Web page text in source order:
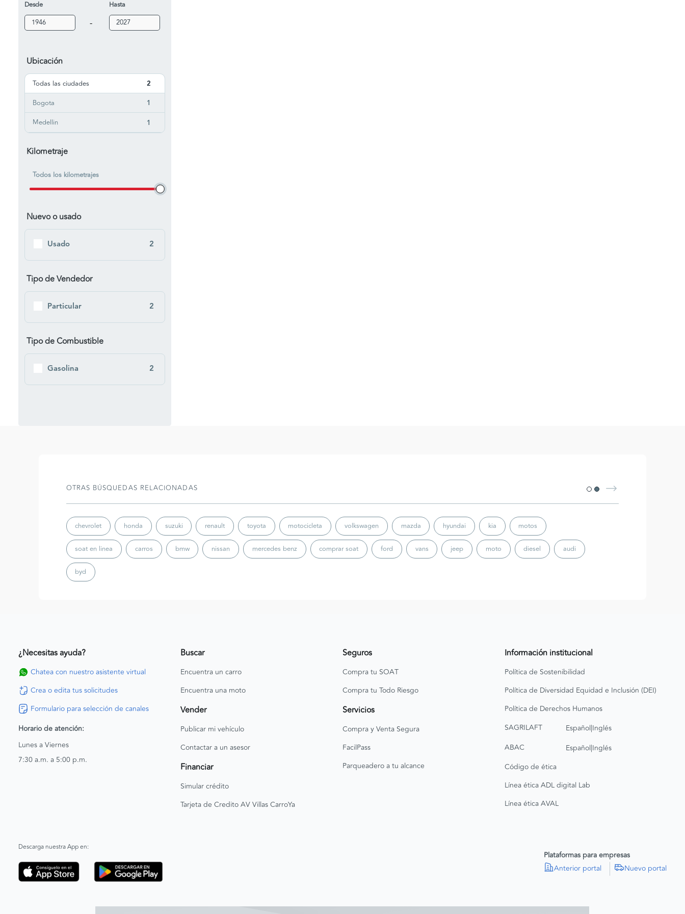
Desde
-
Hasta
Ubicación
Todas las ciudades 2
Bogota 1
Medellin 1
Kilometraje
Todos los kilometrajes
Nuevo o usado
Usado 2
Tipo de Vendedor
Particular 2
Tipo de Combustible
Gasolina 2
OTRAS BÚSQUEDAS RELACIONADAS
chevrolet honda suzuki renault toyota motocicleta volkswagen mazda hyundai kia motos
soat en linea carros bmw nissan mercedes benz comprar soat ford vans jeep moto diesel audi
byd
¿Necesitas ayuda?
Chatea con nuestro asistente virtual
Crea o edita tus solicitudes
Formulario para selección de canales
Horario de atención:
Lunes a Viernes
7:30 a.m. a 5:00 p.m.
Buscar
Encuentra un carro
Encuentra una moto
Vender
Publicar mi vehículo
Contactar a un asesor
Financiar
Simular crédito
Tarjeta de Credito AV Villas CarroYa
Seguros
Compra tu SOAT
Compra tu Todo Riesgo
Servicios
Compra y Venta Segura
FacilPass
Parqueadero a tu alcance
Información institucional
Política de Sostenibilidad
Política de Diversidad Equidad e Inclusión (DEI)
Política de Derechos Humanos
SAGRILAFT
Español|Inglés
ABAC
Español|Inglés
Código de ética
Línea ética ADL digital Lab
Línea ética AVAL
Descarga nuestra App en:
Plataformas para empresas
Anterior portal
Nuevo portal